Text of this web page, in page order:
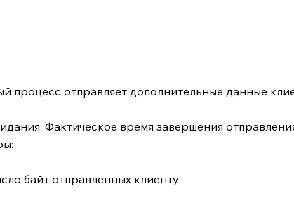
процесс отправляет дополнительные данные
Фактическое время завершения
байт отправленных клиенту